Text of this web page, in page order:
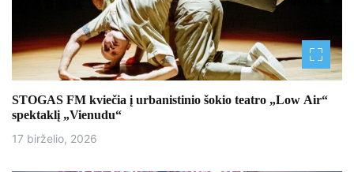
STOGAS FM kviečia į urbanistinio šokio teatro „Low Air“
spektaklį „Vienudu“
17 birželio, 2026